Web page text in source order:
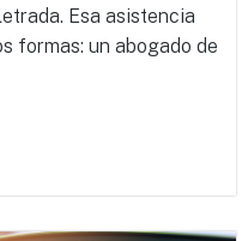
Esa asistencia
formas: un abogado de